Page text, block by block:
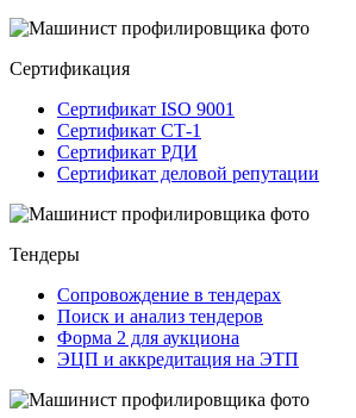
Сертификация
Сертификат ISO 9001
Сертификат СТ-1
Сертификат РДИ
Сертификат деловой репутации
Тендеры
Сопровождение в тендерах
Поиск и анализ тендеров
Форма 2 для аукциона
ЭЦП и аккредитация на ЭТП